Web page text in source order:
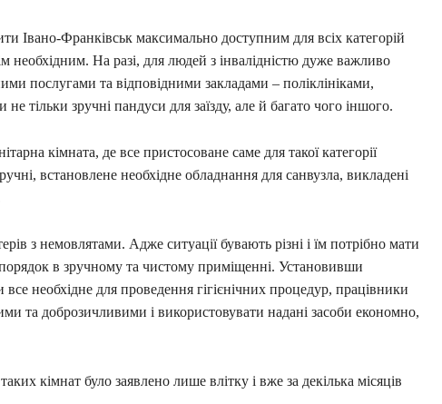
Івано-Франківськ максимально доступним для всіх категорій
необхідним. На разі, для людей з інвалідністю дуже важливо
послугами та відповідними закладами – поліклініками,
тільки зручні пандуси для заїзду, але й багато чого іншого.
кімната, де все пристосоване саме для такої категорії
встановлене необхідне обладнання для санвузла, викладені
з немовлятами. Адже ситуації бувають різні і їм потрібно мати
в зручному та чистому приміщенні. Установивши
необхідне для проведення гігієнічних процедур, працівники
та доброзичливими і використовувати надані засоби економно,
кімнат було заявлено лише влітку і вже за декілька місяців